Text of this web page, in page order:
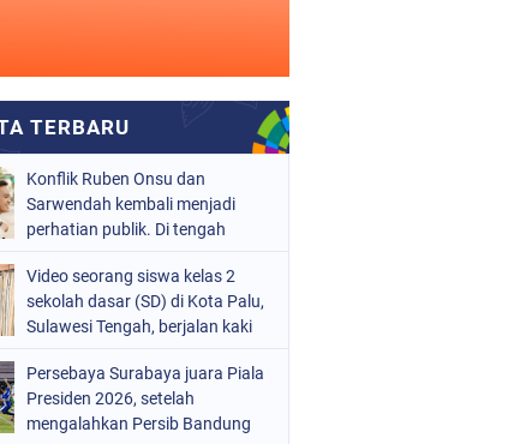
Konflik Ruben Onsu dan
Sarwendah kembali menjadi
perhatian publik. Di tengah
berjalan, kuasa hukum
Sarwendah
Video seorang siswa kelas 2
sekolah dasar (SD) di Kota Palu,
Sulawesi Tengah, berjalan kaki
mengenakan sepatu viral di
media sosial
Persebaya Surabaya juara Piala
Presiden 2026, setelah
mengalahkan Persib Bandung